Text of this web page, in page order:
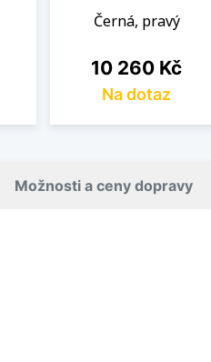
Černá, pravý
Cena
10 260 Kč
Na dotaz
Možnosti a ceny dopravy